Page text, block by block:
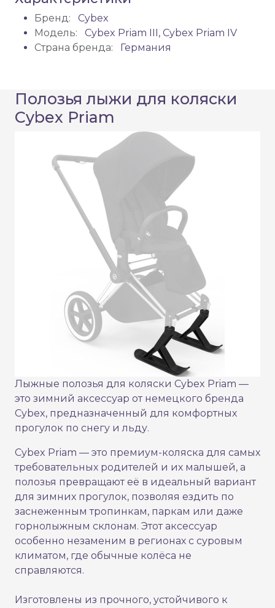
Бренд:
Cybex
Модель:
Cybex Priam III, Cybex Priam IV
Страна бренда:
Германия
Полозья лыжи для коляски
Cybex Priam
Лыжные полозья для коляски Cybex Priam —
это зимний аксессуар от немецкого бренда
Cybex, предназначенный для комфортных
прогулок по снегу и льду.
Cybex Priam — это премиум-коляска для самых
требовательных родителей и их малышей, а
полозья превращают её в идеальный вариант
для зимних прогулок, позволяя ездить по
заснеженным тропинкам, паркам или даже
горнолыжным склонам. Этот аксессуар
особенно незаменим в регионах с суровым
климатом, где обычные колёса не
справляются.
Изготовлены из прочного, устойчивого к